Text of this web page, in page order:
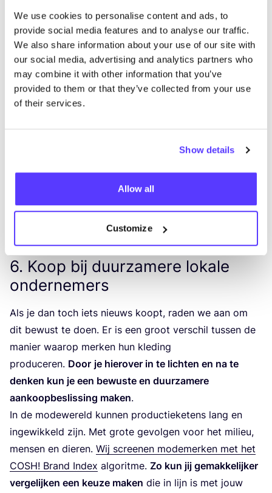
We use cookies to personalise content and ads, to
provide social media features and to analyse our traffic.
We also share information about your use of our site with
our social media, advertising and analytics partners who
may combine it with other information that you’ve
provided to them or that they’ve collected from your use
of their services.
Show details
Allow all
Customize
ver­zen­ding wat wel nodig is bijglo­ba­le twee­de­hands
win­kel­plat­forms zoals Vin­ted of Markt­plaats.
6. Koop bij duurzamere lokale
ondernemers
Als je dan toch iets nieuws koopt, raden we aan om
dit bewust te doen. Er is een groot ver­schil tus­sen de
manier waar­op mer­ken hun kle­ding
pro­du­ce­ren. Door je hier­over in te lich­ten en na te
den­ken kun je een bewus­te en duur­za­me­re
aan­koop­be­slis­sing maken.
In de mode­we­reld kun­nen pro­duc­tie­ke­tens lang en
inge­wik­keld zijn. Met gro­te gevol­gen voor het mili­eu,
men­sen en die­ren. Wij scree­nen mode­mer­ken met het
COSH! Brand Index algo­rit­me. Zo kun jij gemak­ke­lij­ker
ver­ge­lij­ken een keu­ze maken die in lijn is met jouw